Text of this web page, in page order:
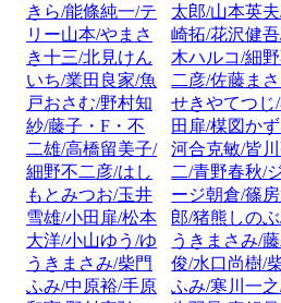
きら/能條純一/テ
リー山本/やまさ
き十三/北見けん
いち/業田良家/魚
戸おさむ/野村知
紗/藤子・F・不
二雄/高橋留美子/
細野不二彦/はし
もとみつお/玉井
雪雄/小田扉/松本
大洋/小山ゆう/ゆ
うきまさみ/柴門
ふみ/中原裕/手原
太郎/山本英
崎拓/花沢健
木ハルコ/細
二彦/佐藤ま
せきやてつじ
田扉/楳図か
河合克敏/皆
二/青野春秋/
ージ朝倉/篠
郎/猪熊しの
うきまさみ/
俊/水口尚樹/
ふみ/寒川一